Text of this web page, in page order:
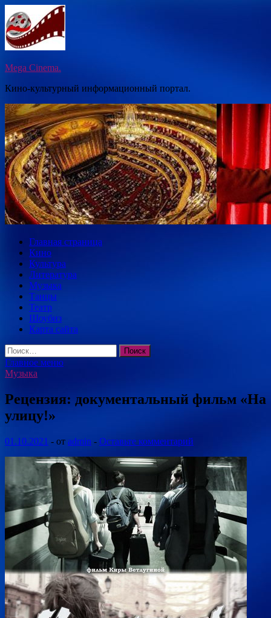
Перейти
к
содержимому
Mega Cinema.
Кино-культурный информационный портал.
Главная страница
Кино
Культура
Литература
Музыка
Танцы
Театр
Шоубиз
Карта сайта
Найти:
Главное меню
Музыка
Рецензия: документальный фильм «На
улицу!»
01.10.2021 - от admin - Оставьте комментарий